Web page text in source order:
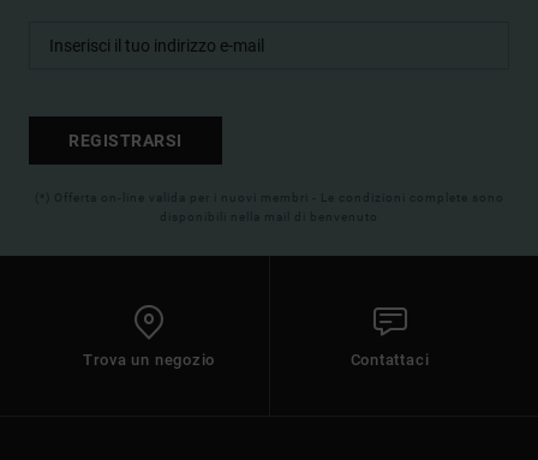
REGISTRARSI
(*) Offerta on-line valida per i nuovi membri - Le condizioni complete sono
disponibili nella mail di benvenuto
Trova un negozio Contattaci